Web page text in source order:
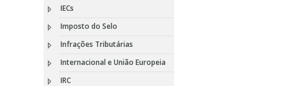
IECs
Imposto do Selo
Infrações Tributárias
Internacional e União Europeia
IRC